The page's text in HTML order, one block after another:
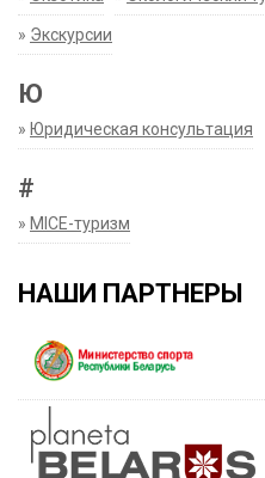
» Экскурсии
Ю
» Юридическая консультация
#
» MICE-туризм
НАШИ ПАРТНЕРЫ